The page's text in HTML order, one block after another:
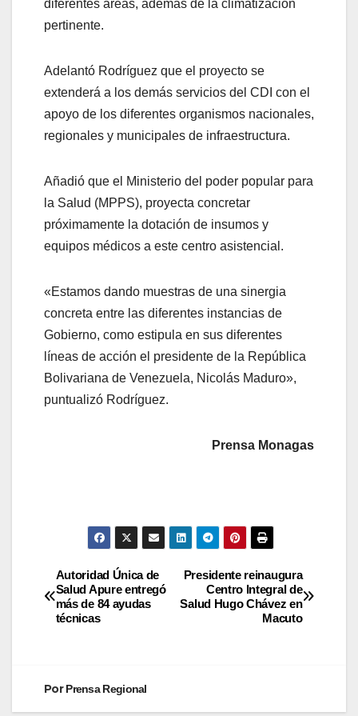
diferentes áreas, además de la climatización
pertinente.
Adelantó Rodríguez que el proyecto se
extenderá a los demás servicios del CDI con el
apoyo de los diferentes organismos nacionales,
regionales y municipales de infraestructura.
Añadió que el Ministerio del poder popular para
la Salud (MPPS), proyecta concretar
próximamente la dotación de insumos y
equipos médicos a este centro asistencial.
«Estamos dando muestras de una sinergia
concreta entre las diferentes instancias de
Gobierno, como estipula en sus diferentes
líneas de acción el presidente de la República
Bolivariana de Venezuela, Nicolás Maduro»,
puntualizó Rodríguez.
Prensa Monagas
Presidente reinaugura
Centro Integral de
Salud Hugo Chávez en
Macuto
Autoridad Única de
Salud Apure entregó
más de 84 ayudas
técnicas
PorPrensa Regional